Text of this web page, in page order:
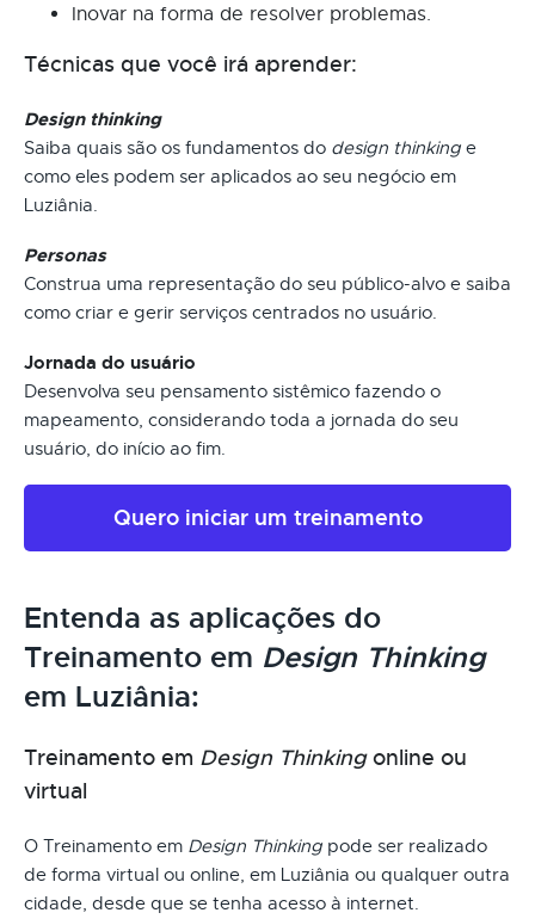
Inovar na forma de resolver problemas.
Técnicas que você irá aprender:
Design thinking
Saiba quais são os fundamentos do design thinking e
como eles podem ser aplicados ao seu negócio em
Luziânia.
Personas
Construa uma representação do seu público-alvo e saiba
como criar e gerir serviços centrados no usuário.
Jornada do usuário
Desenvolva seu pensamento sistêmico fazendo o
mapeamento, considerando toda a jornada do seu
usuário, do início ao fim.
Quero iniciar um treinamento
Entenda as aplicações do
Treinamento em Design Thinking
em Luziânia:
Treinamento em Design Thinkingonline ou
virtual
O Treinamento em Design Thinking pode ser realizado
de forma virtual ou online, em Luziânia ou qualquer outra
cidade, desde que se tenha acesso à internet.